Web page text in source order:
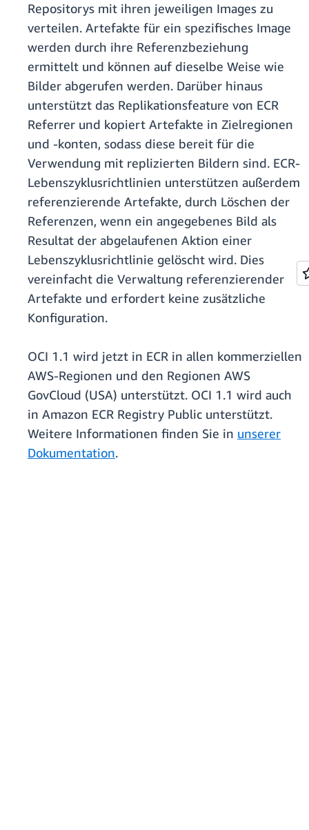
Repositorys mit ihren jeweiligen Images zu
verteilen. Artefakte für ein spezifisches Image
werden durch ihre Referenzbeziehung
ermittelt und können auf dieselbe Weise wie
Bilder abgerufen werden. Darüber hinaus
unterstützt das Replikationsfeature von ECR
Referrer und kopiert Artefakte in Zielregionen
und -konten, sodass diese bereit für die
Verwendung mit replizierten Bildern sind. ECR-
Lebenszyklusrichtlinien unterstützen außerdem
referenzierende Artefakte, durch Löschen der
Referenzen, wenn ein angegebenes Bild als
Resultat der abgelaufenen Aktion einer
Lebenszyklusrichtlinie gelöscht wird. Dies
vereinfacht die Verwaltung referenzierender
Artefakte und erfordert keine zusätzliche
Konfiguration.
OCI 1.1 wird jetzt in ECR in allen kommerziellen
AWS-Regionen und den Regionen AWS
GovCloud (USA) unterstützt. OCI 1.1 wird auch
in Amazon ECR Registry Public unterstützt.
Weitere Informationen finden Sie in unserer
Dokumentation.